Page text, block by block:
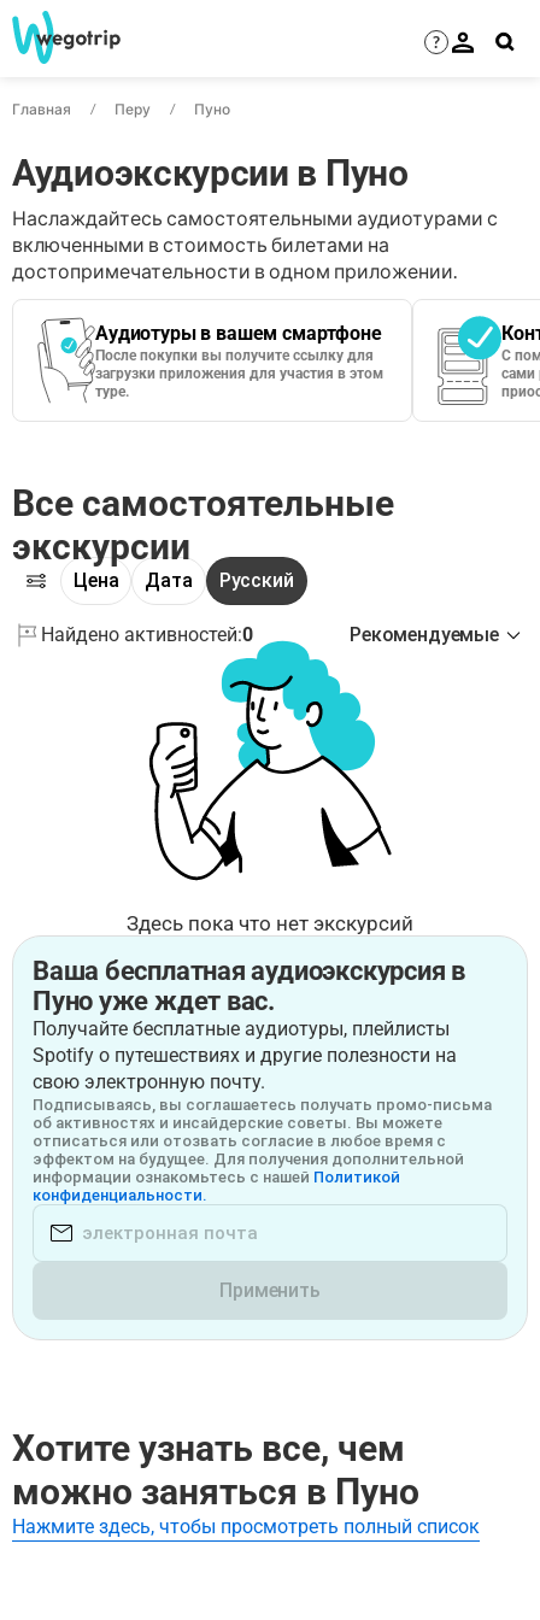
?
Главная Перу Пуно
Аудиоэкскурсии в Пуно
Наслаждайтесь самостоятельными аудиотурами с
включенными в стоимость билетами на
достопримечательности в одном приложении.
Аудиотуры в вашем смартфоне
После покупки вы получите ссылку для
загрузки приложения для участия в этом
туре.
С
сами
Все самостоятельные
экскурсии
Цена Дата Русский
Найдено активностей:0 Рекомендуемые
Здесь пока что нет экскурсий
Ваша бесплатная аудиоэкскурсия в
Пуно уже ждет вас.
Получайте бесплатные аудиотуры, плейлисты
Spotify о путешествиях и другие полезности на
свою электронную почту.
Подписываясь, вы соглашаетесь получать промо-письма
об активностях и инсайдерские советы. Вы можете
отписаться или отозвать согласие в любое время с
эффектом на будущее. Для получения дополнительной
информации ознакомьтесь с нашей Политикой
конфиденциальности.
Применить
Хотите узнать все, чем
можно заняться в Пуно
Нажмите здесь, чтобы просмотреть полный список